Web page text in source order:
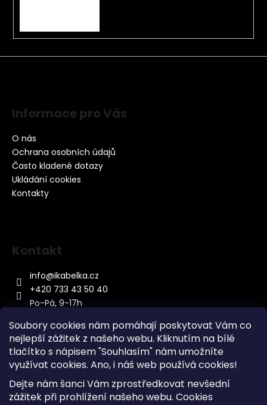
Soubory cookies nám pomáhají poskytovat Vám co
nejlepší zážitek z našeho webu. Kliknutím na bílé
tlačítko s nápisem "Souhlasím" nám umožníte
využívat cookies. Ano, i náš web používá cookies!
Dejte nám šanci Vám zprostředkovat nevšední
zážitek při prohlížení našeho webu. Cookies
Informace pro Vás
O nás
Ochrana osobních údajů
Často kladené dotazy
Ukládání cookies
Kontakty
Kontakt
info@ikabelka.cz
+420 733 43 50 40
Po-Pá, 9-17h
Kontakt
Sitemap